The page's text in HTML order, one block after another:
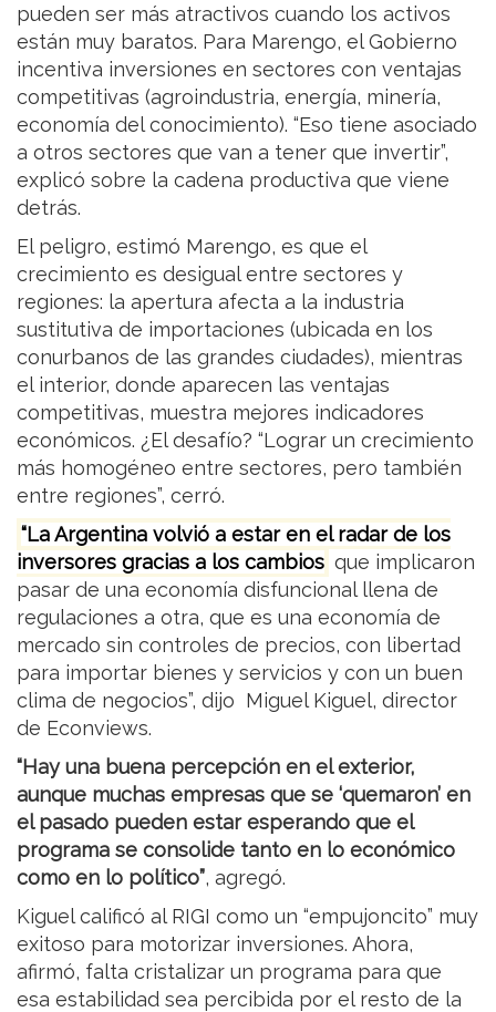
pueden ser más atractivos cuando los activos
están muy baratos. Para Marengo, el Gobierno
incentiva inversiones en sectores con ventajas
competitivas (agroindustria, energía, minería,
economía del conocimiento). “Eso tiene asociado
a otros sectores que van a tener que invertir”,
explicó sobre la cadena productiva que viene
detrás.
El peligro, estimó Marengo, es que el
crecimiento es desigual entre sectores y
regiones: la apertura afecta a la industria
sustitutiva de importaciones (ubicada en los
conurbanos de las grandes ciudades), mientras
el interior, donde aparecen las ventajas
competitivas, muestra mejores indicadores
económicos. ¿El desafío? “Lograr un crecimiento
más homogéneo entre sectores, pero también
entre regiones”, cerró.
“La Argentina volvió a estar en el radar de los
inversores gracias a los cambios que implicaron
pasar de una economía disfuncional llena de
regulaciones a otra, que es una economía de
mercado sin controles de precios, con libertad
para importar bienes y servicios y con un buen
clima de negocios”, dijo Miguel Kiguel, director
de Econviews.
“Hay una buena percepción en el exterior,
aunque muchas empresas que se ‘quemaron’ en
el pasado pueden estar esperando que el
programa se consolide tanto en lo económico
como en lo político”, agregó.
Kiguel calificó al RIGI como un “empujoncito” muy
exitoso para motorizar inversiones. Ahora,
afirmó, falta cristalizar un programa para que
esa estabilidad sea percibida por el resto de la